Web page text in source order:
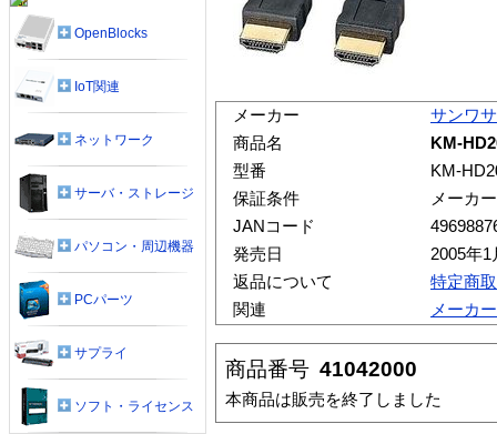
メーカー
サンワ
商品名
KM-
型番
KM-
保証条件
メーカ
JANコード
発売日
2005年1
返品について
特定商
関連
メーカ
商品番号 41042000
本商品は販売を終了しました
OpenBlocks
IoT関連
ネットワーク
サーバ・ストレージ
パソコン・周辺機器
PCパーツ
サプライ
ソフト・ライセンス